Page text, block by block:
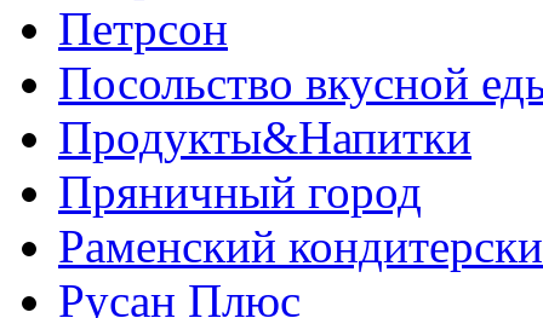
Петрсон
Посольство вкусной
Продукты&Напитки
Пряничный город
Раменский
Русан Плюс